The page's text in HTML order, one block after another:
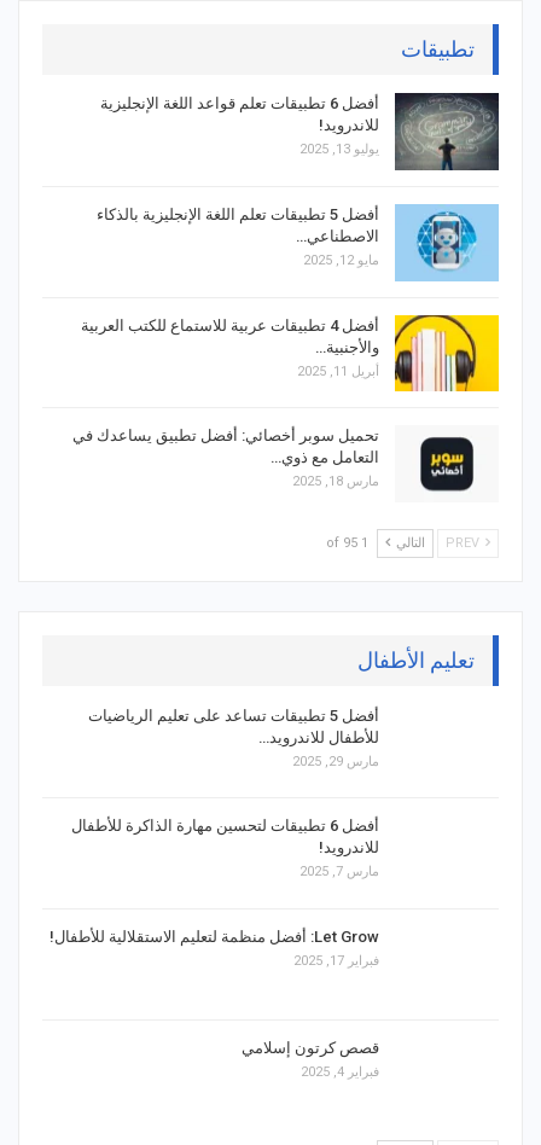
تطبيقات
أفضل 6 تطبيقات تعلم قواعد اللغة الإنجليزية
للاندرويد!
يوليو 13, 2025
أفضل 5 تطبيقات تعلم اللغة الإنجليزية بالذكاء
الاصطناعي…
مايو 12, 2025
أفضل 4 تطبيقات عربية للاستماع للكتب العربية
والأجنبية…
أبريل 11, 2025
تحميل سوبر أخصائي: أفضل تطبيق يساعدك في
التعامل مع ذوي…
مارس 18, 2025
التالي 1 of 95
تعليم الأطفال
أفضل 5 تطبيقات تساعد على تعليم الرياضيات
للأطفال للاندرويد…
مارس 29, 2025
أفضل 6 تطبيقات لتحسين مهارة الذاكرة للأطفال
للاندرويد!
مارس 7, 2025
Let Grow: أفضل منظمة لتعليم الاستقلالية للأطفال!
فبراير 17, 2025
قصص كرتون إسلامي
فبراير 4, 2025